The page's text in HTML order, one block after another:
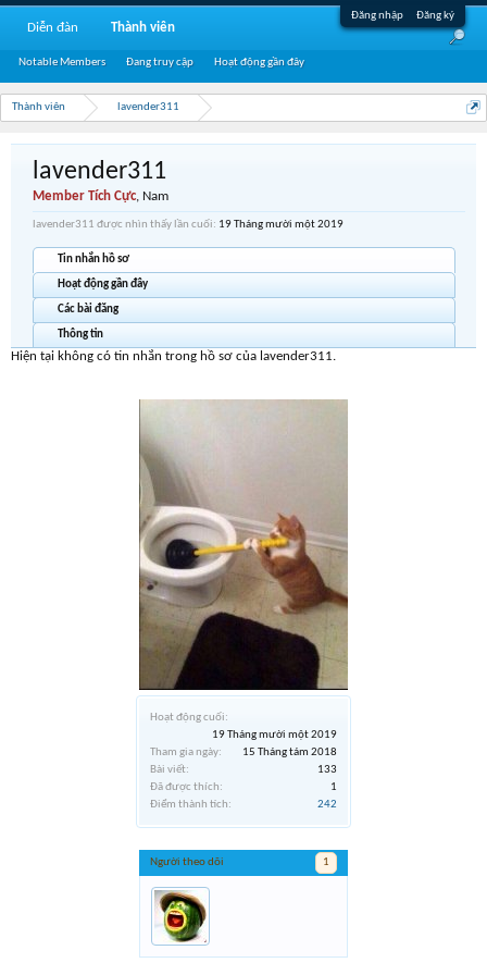
Đăng nhập Đăng ký
Thành viên lavender311
Hoạt động cuối:
19 Tháng mười một 2019
Tham gia ngày:
15 Tháng tám 2018
Bài viết:
133
Đã được thích:
1
Điểm thành tích:
242
Người theo dõi 1
lavender311
Member Tích Cực, Nam
lavender311 được nhìn thấy lần cuối: 19 Tháng mười một 2019
Tin nhắn hồ sơ
Hoạt động gần đây
Các bài đăng
Thông tin
Hiện tại không có tin nhắn trong hồ sơ của lavender311.
Diễn đàn Thành viên
Notable Members Đang truy cập Hoạt động gần đây